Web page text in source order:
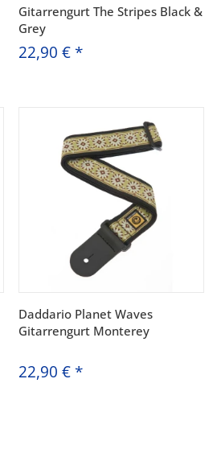
Gitarrengurt The Stripes Black &
Grey
22,90 € *
Daddario Planet Waves
Gitarrengurt Monterey
22,90 € *